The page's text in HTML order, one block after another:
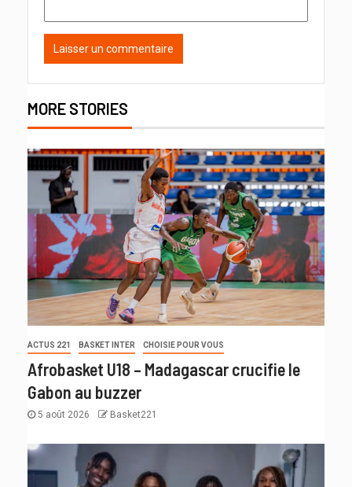
MORE STORIES
ACTUS 221 BASKET INTER CHOISIE POUR VOUS
Afrobasket U18 – Madagascar crucifie le
Gabon au buzzer
5 août 2026 Basket221